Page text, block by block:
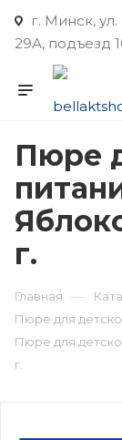
г. Минск,
29А, подъезд
Пюре
г.
Главная —
Пюре для
Пюре для
г.